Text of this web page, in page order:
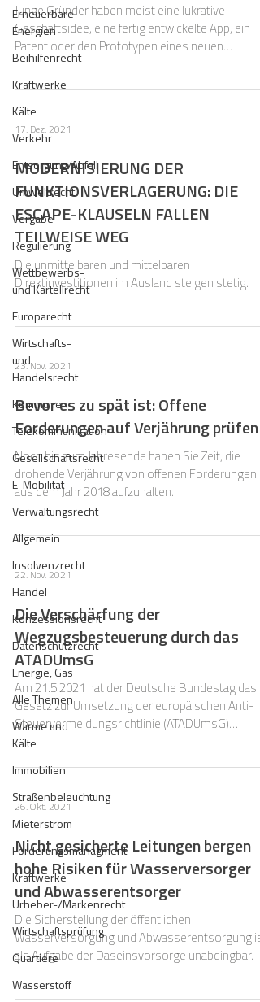
Erneuerbare
Energien
Beihilfenrecht
Kraftwerke
Kälte
Verkehr
Entsorgung/Abfall
Umweltrecht
Vergabe
Regulierung
Wettbewerbs-
und Kartellrecht
Europarecht
Wirtschafts-
und
Handelsrecht
Kommunen
Telekommunikation
Gesellschaftsrecht
E-Mobilität
Verwaltungsrecht
Allgemein
Insolvenzrecht
Handel
Konzessionsrecht
Datenschutzrecht
Energie, Gas
Alle Themen
Wärme und
Kälte
Immobilien
Straßenbeleuchtung
Mieterstrom
Forderungsmanagment
Kraftwerke
Urheber-/Markenrecht
Wirtschaftsprüfung
Quartiere
Wasserstoff
Junge Gründer haben meist eine lukrative
Geschäftsidee, eine fertig entwickelte App, ein
Patent oder den Prototypen eines neuen
Produkts.
17. Dez. 2021
MODERNISIERUNG DER
FUNKTIONSVERLAGERUNG: DIE
ESCAPE-KLAUSELN FALLEN
TEILWEISE WEG
Die unmittelbaren und mittelbaren
Direktinvestitionen im Ausland steigen stetig.
23. Nov. 2021
Bevor es zu spät ist: Offene
Forderungen auf Verjährung prüfen
Noch bis zum Jahresende haben Sie Zeit, die
drohende Verjährung von offenen Forderungen
aus dem Jahr 2018 aufzuhalten.
22. Nov. 2021
Die Verschärfung der
Wegzugsbesteuerung durch das
ATADUmsG
Am 21.5.2021 hat der Deutsche Bundestag das
Gesetz zur Umsetzung der europäischen Anti-
Steuervermeidungsrichtlinie (ATADUmsG)
beschlossen.
26. Okt. 2021
Nicht gesicherte Leitungen bergen
hohe Risiken für Wasserversorger
und Abwasserentsorger
Die Sicherstellung der öffentlichen
Wasserversorgung und Abwasserentsorgung ist
als Aufgabe der Daseinsvorsorge unabdingbar.